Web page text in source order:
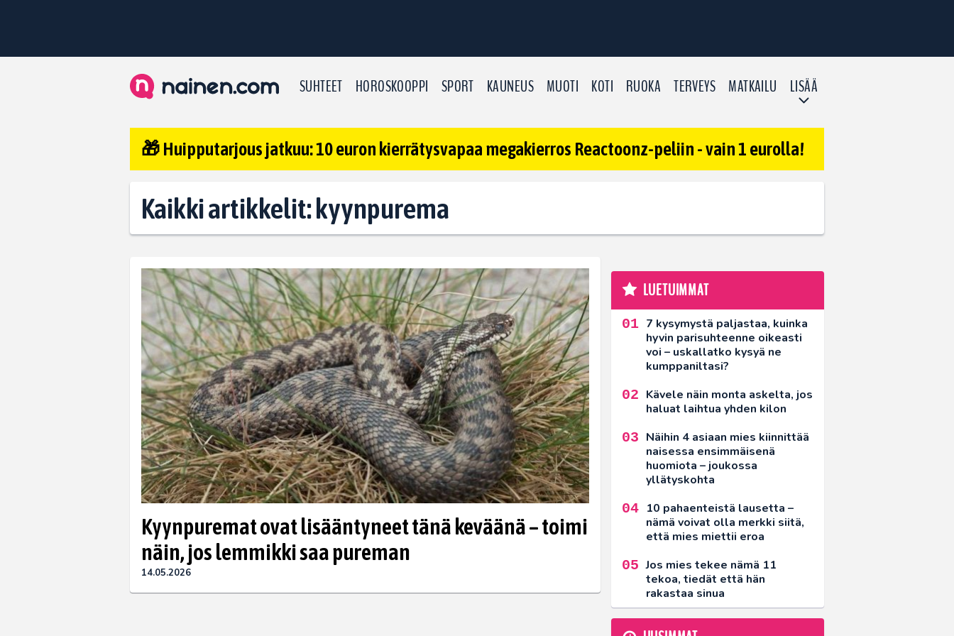
SUHTEET HOROSKOOPPI SPORT KAUNEUS MUOTI KOTI RUOKA TERVEYS MATKAILU LISÄÄ
🎁 Huipputarjous jatkuu: 10 euron kierrätysvapaa megakierros Reactoonz-peliin - vain 1 eurolla!
Kaikki artikkelit: kyynpurema
Kyynpuremat ovat lisääntyneet tänä keväänä – toimi
näin, jos lemmikki saa pureman
14.05.2026
LUETUIMMAT
7 kysymystä paljastaa, kuinka
hyvin parisuhteenne oikeasti
voi – uskallatko kysyä ne
kumppaniltasi?
Kävele näin monta askelta, jos
haluat laihtua yhden kilon
Näihin 4 asiaan mies kiinnittää
naisessa ensimmäisenä
huomiota – joukossa
yllätyskohta
10 pahaenteistä lausetta –
nämä voivat olla merkki siitä,
että mies miettii eroa
Jos mies tekee nämä 11
tekoa, tiedät että hän
rakastaa sinua